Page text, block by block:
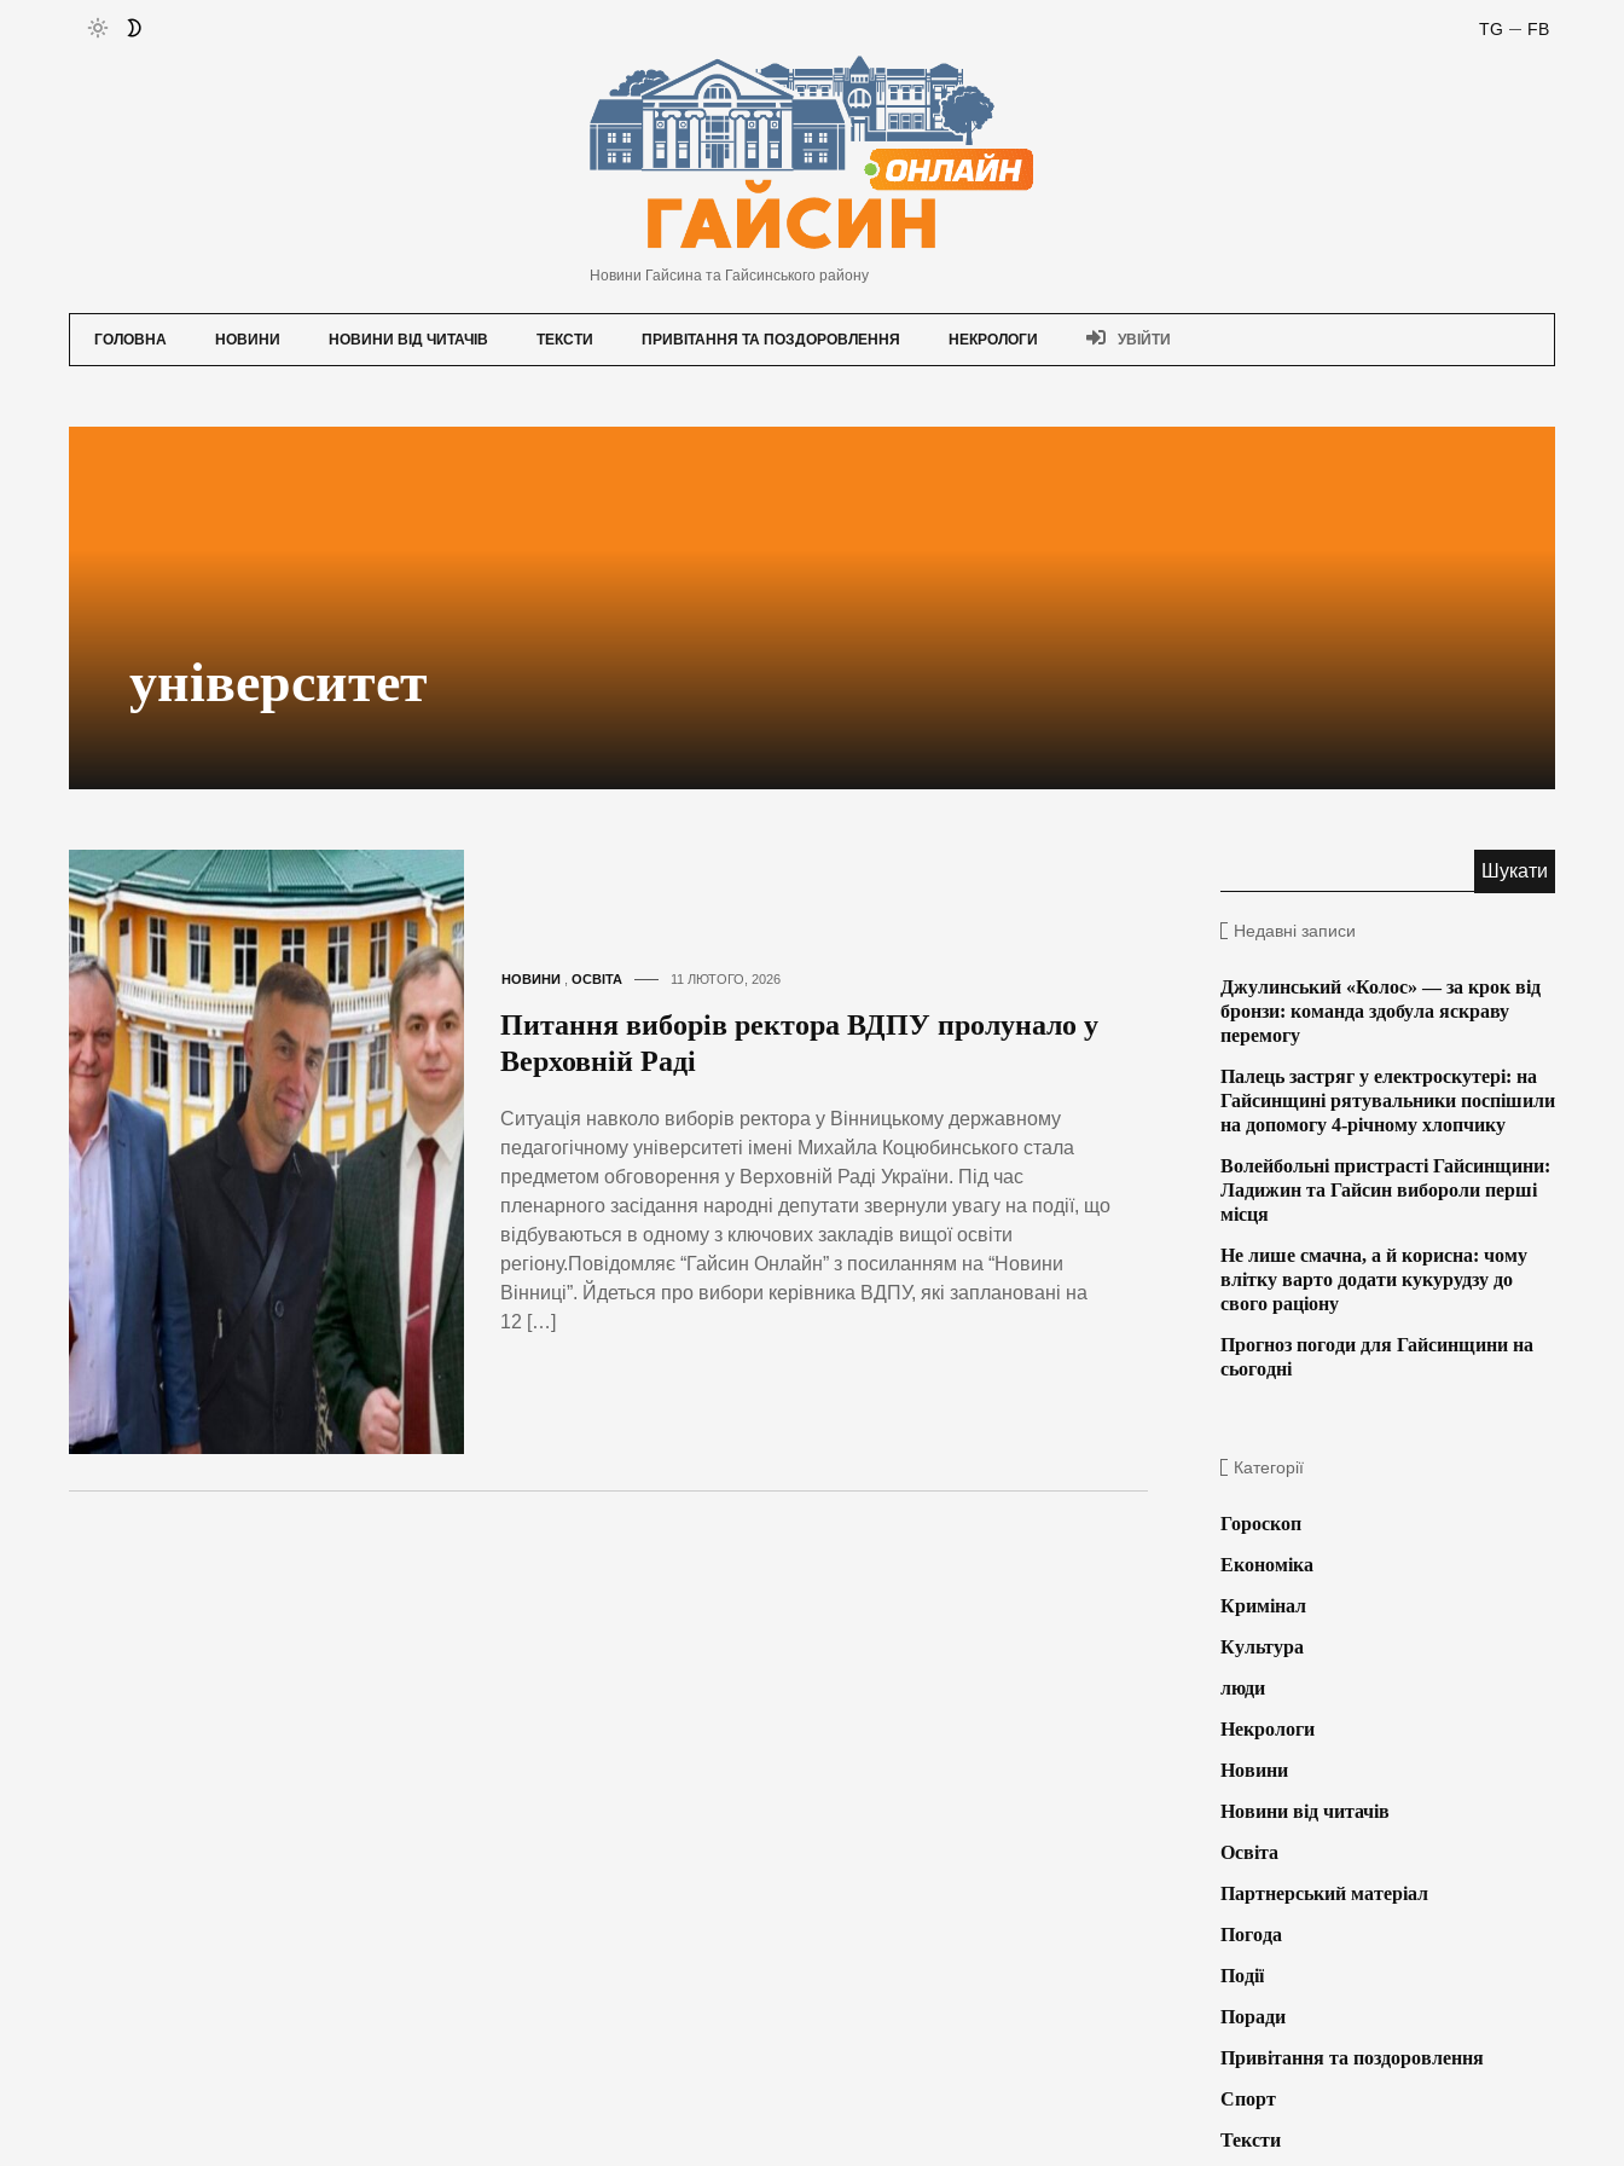
FB
TG
Новини Гайсина та Гайсинського району
ГОЛОВНА НОВИНИ НОВИНИ ВІД ЧИТАЧІВ ТЕКСТИ ПРИВІТАННЯ ТА ПОЗДОРОВЛЕННЯ НЕКРОЛОГИ УВІЙТИ
університет
НОВИНИ ОСВІТА 11 ЛЮТОГО, 2026
Питання виборів ректора ВДПУ пролунало у
Верховній Раді
Ситуація навколо виборів ректора у Вінницькому державному
педагогічному університеті імені Михайла Коцюбинського стала
предметом обговорення у Верховній Раді України. Під час
пленарного засідання народні депутати звернули увагу на події, що
відбуваються в одному з ключових закладів вищої освіти
регіону.Повідомляє “Гайсин Онлайн” з посиланням на “Новини
Вінниці”. Йдеться про вибори керівника ВДПУ, які заплановані на
12 […]
Недавні записи
Джулинський «Колос» — за крок від
бронзи: команда здобула яскраву
перемогу
Палець застряг у електроскутері: на
Гайсинщині рятувальники поспішили
на допомогу 4-річному хлопчику
Волейбольні пристрасті Гайсинщини:
Ладижин та Гайсин вибороли перші
місця
Не лише смачна, а й корисна: чому
влітку варто додати кукурудзу до
свого раціону
Прогноз погоди для Гайсинщини на
сьогодні
Категорії
Гороскоп
Економіка
Кримінал
Культура
люди
Некрологи
Новини
Новини від читачів
Освіта
Партнерський матеріал
Погода
Події
Поради
Привітання та поздоровлення
Спорт
Тексти